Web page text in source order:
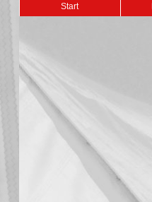
Navigation
überspringen
Start